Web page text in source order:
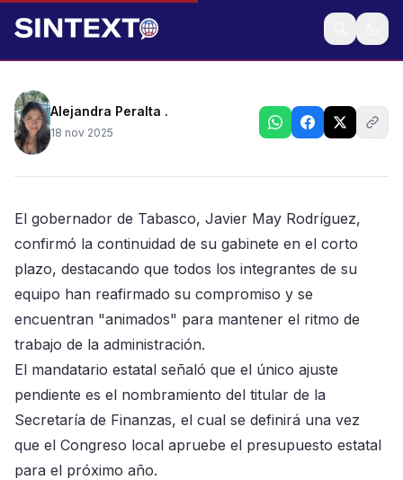
Señala gobernador de Tabasco que solo está
pendiente designación de su secretario de Finanzas
Alejandra Peralta .
18 nov 2025
El gobernador de Tabasco, Javier May Rodríguez,
confirmó la continuidad de su gabinete en el corto
plazo, destacando que todos los integrantes de su
equipo han reafirmado su compromiso y se
encuentran "animados" para mantener el ritmo de
trabajo de la administración.
El mandatario estatal señaló que el único ajuste
pendiente es el nombramiento del titular de la
Secretaría de Finanzas, el cual se definirá una vez
que el Congreso local apruebe el presupuesto estatal
para el próximo año.